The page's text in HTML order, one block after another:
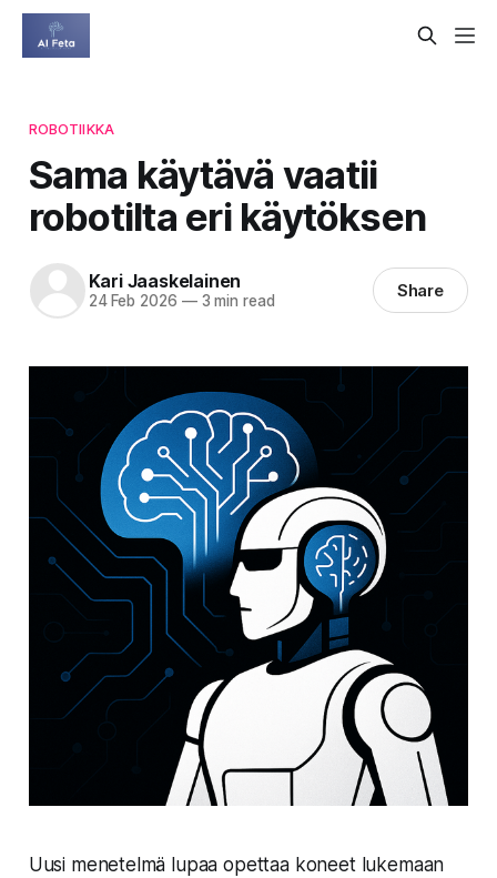
ROBOTIIKKA
Sama käytävä vaatii
robotilta eri käytöksen
Kari Jaaskelainen
24 Feb 2026 —3 min read Share
Uusi menetelmä lupaa opettaa koneet lukemaan